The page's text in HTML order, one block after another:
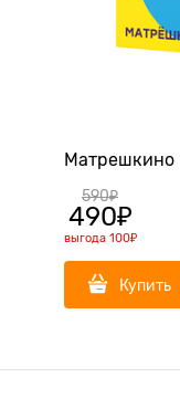
Матрешкино
590₽
490₽
выгода 100₽
Купить